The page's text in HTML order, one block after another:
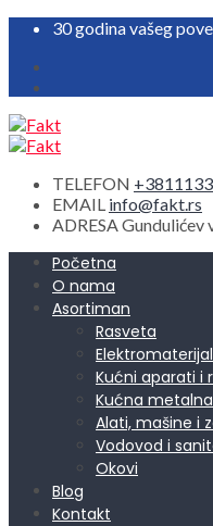
30 godina vašeg
TELEFON
EMAIL info@fakt.rs
ADRESAGundulićev
Početna
O nama
Asortiman
Rasveta
Elektromaterijal
Kućni aparati i
Kućna
Alati, mašine i
Vodovod i
Okovi
Blog
Kontakt